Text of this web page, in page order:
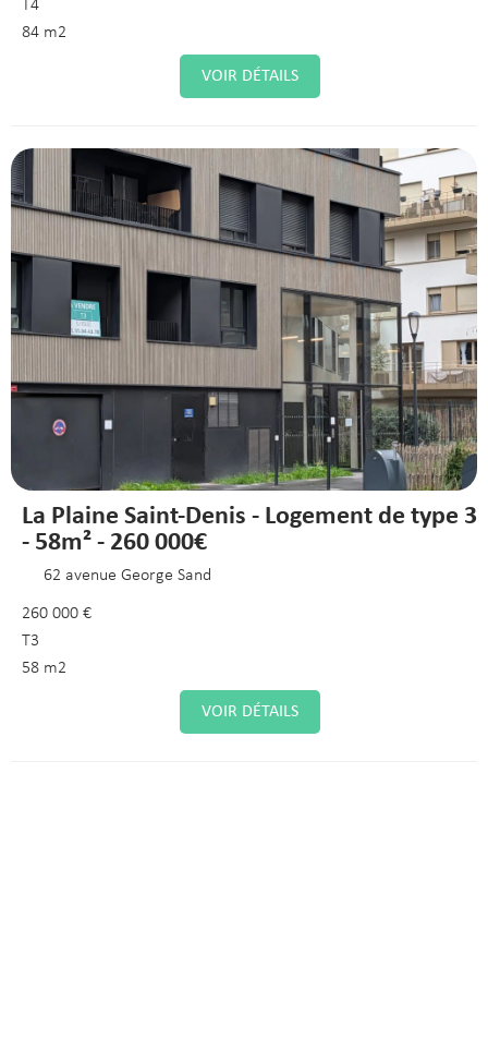
T4
84 m2
VOIR DÉTAILS
La Plaine Saint-Denis - Logement de type 3
- 58m² - 260 000€
62 avenue George Sand
260 000 €
T3
58 m2
VOIR DÉTAILS